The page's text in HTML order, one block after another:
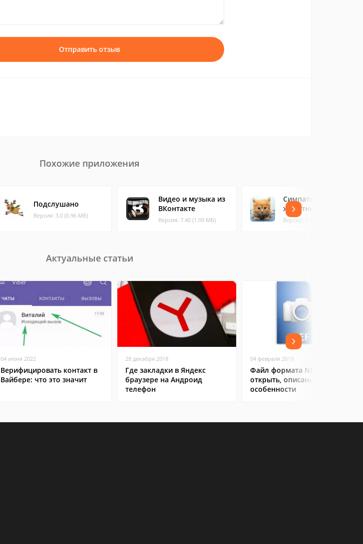
Отправить отзыв
Похожие приложения
Подслушано
Версия: 3.0 (0.96 МБ)
Видео и музыка из
ВКонтакте
Версия: 7.40 (1.09 МБ)
Симпатичные
животные
Версия: 2.6 (5.37 МБ)
Актуальные статьи
04 июня 2022
Верифицировать контакт в
Вайбере: что это значит
28 декабря 2018
Где закладки в Яндекс
браузере на Андроид
телефон
04 февраля 2019
Файл формата NEF: чем
открыть, описание,
особенности